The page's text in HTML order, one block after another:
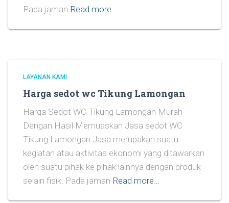
Pada jaman Read more…
LAYANAN KAMI
Harga sedot wc Tikung Lamongan
Harga Sedot WC Tikung Lamongan Murah
Dengan Hasil Memuaskan Jasa sedot WC
Tikung Lamongan Jasa merupakan suatu
kegiatan atau aktivitas ekonomi yang ditawarkan
oleh suatu pihak ke pihak lainnya dengan produk
selain fisik. Pada jaman Read more…